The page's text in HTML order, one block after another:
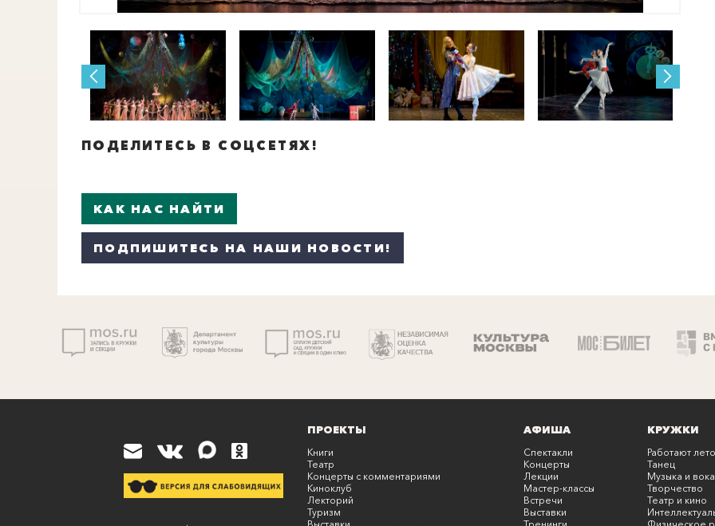
ПОДЕЛИТЕСЬ В СОЦСЕТЯХ!
КАК НАС НАЙТИ
ПОДПИШИТЕСЬ НА НАШИ НОВОСТИ!
ПРОЕКТЫ
Книги
Театр
Концерты с комментариями
Киноклуб
Лекторий
Туризм
АФИША
Спектакли
Концерты
Лекции
Мастер-классы
Встречи
Выставки
КРУЖКИ
Работают
Танец
Музыка и
Творчество
Театр и кино